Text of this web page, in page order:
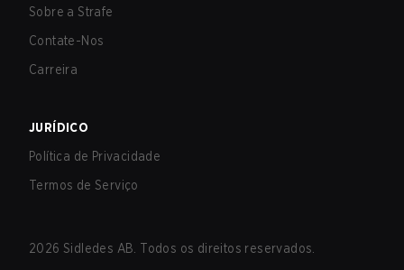
Sobre a Strafe
Contate-Nos
Carreira
JURÍDICO
Política de Privacidade
Termos de Serviço
2026 Sidledes AB. Todos os direitos reservados.